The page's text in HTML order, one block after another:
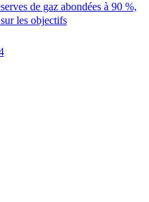
de gaz abondées à 90 %,
les objectifs